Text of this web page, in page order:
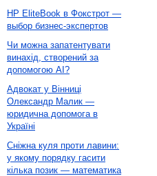
HP EliteBook в Фокстрот —
выбор бизнес-экспертов
Чи можна запатентувати
винахід, створений за
допомогою AI?
Адвокат у Вінниці
Олександр Малик —
юридична допомога в
Україні
Сніжна куля проти лавини:
у якому порядку гасити
кілька позик — математика